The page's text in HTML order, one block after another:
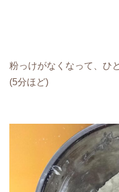
粉っけがなくなって、ひ
(5分ほど)